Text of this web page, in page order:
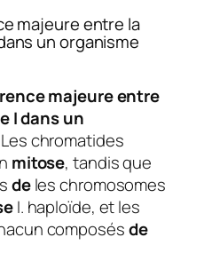
majeure entre la
un organisme
majeure entre
I dans un
chromatides
mitose, tandis que
deles chromosomes
I. haploïde, et les
composésde